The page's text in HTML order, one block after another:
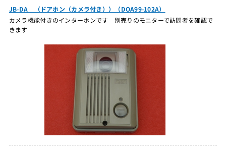
JB-DA （ドアホン（カメラ付き））（DOA99-102A）
カメラ機能付きのインターホンです 別売りのモニターで訪問者を確認で
きます